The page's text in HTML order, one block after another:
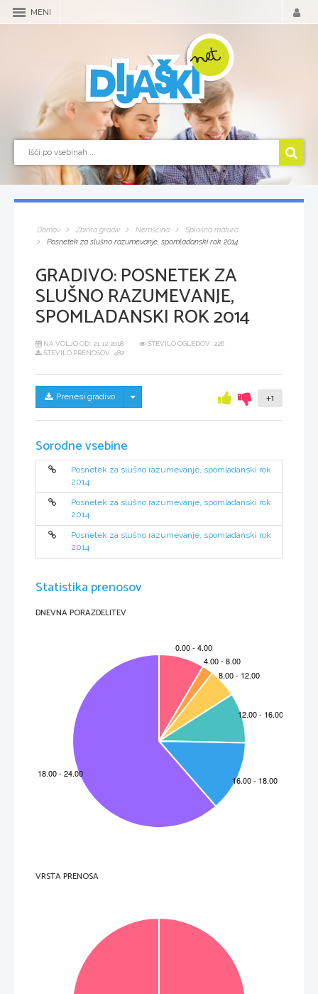
MENI
Domov Zbirka gradiv Nemščina
Splošna matura
Posnetek za slušno razumevanje, spomladanski rok 2014
GRADIVO:POSNETEK ZA
SLUŠNO RAZUMEVANJE,
SPOMLADANSKI ROK 2014
NA VOLJO OD: 21.12.2018
ŠTEVILO OGLEDOV: 226
ŠTEVILO PRENOSOV: 482
Prenesi gradivo Skrij/prikaži meni +1
Sorodne vsebine
Posnetek za slušno razumevanje, spomladanski rok
2014
Posnetek za slušno razumevanje, spomladanski rok
2014
Posnetek za slušno razumevanje, spomladanski rok
2014
Statistika prenosov
DNEVNA PORAZDELITEV
VRSTA PRENOSA